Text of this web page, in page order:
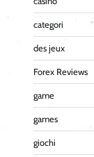
categori
des jeux
Forex Reviews
game
games
giochi